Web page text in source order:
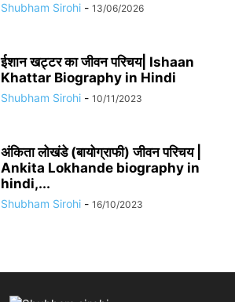
Shubham Sirohi - 13/06/2026
​​ईशान खट्टर का जीवन परिचय| Ishaan
Khattar Biography in Hindi
Shubham Sirohi - 10/11/2023
अंकिता लोखंडे (बायोग्राफी) जीवन परिचय |
Ankita Lokhande biography in
hindi,...
Shubham Sirohi - 16/10/2023